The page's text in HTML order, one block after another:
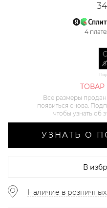
4
Все размеры
появиться снова.
чтобы узнать об
УЗНАТЬ О
В
Наличие в розничных